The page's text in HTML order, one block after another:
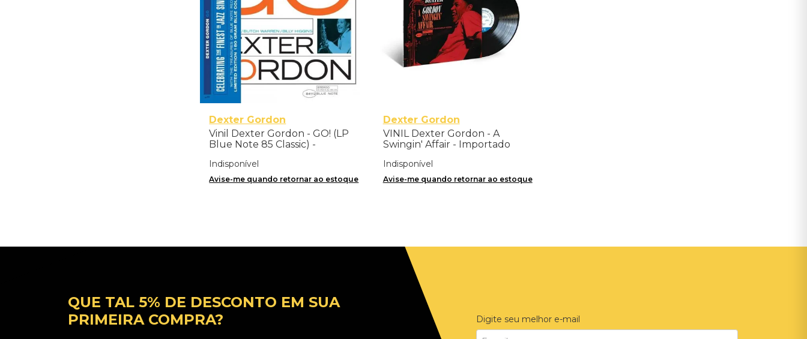
Dexter Gordon
Vinil Dexter Gordon - GO! (LP
Blue Note 85 Classic) -
Indisponível
Avise-me quando retornar ao estoque
Dexter Gordon
VINIL Dexter Gordon - A
Swingin' Affair - Importado
Indisponível
Avise-me quando retornar ao estoque
QUE TAL 5% DE DESCONTO EM SUA
PRIMEIRA COMPRA?
Digite seu melhor e-mail